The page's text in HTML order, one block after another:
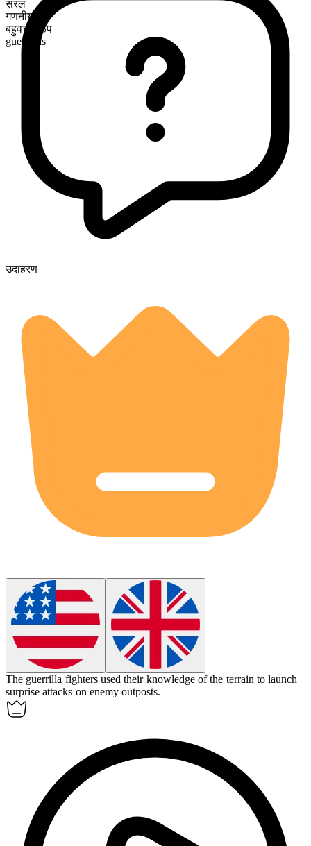
सरल
गणनीय
बहुवचन रूप
guerrillas
उदाहरण
The guerrilla fighters used their knowledge of the terrain to launch
surprise attacks on enemy outposts.